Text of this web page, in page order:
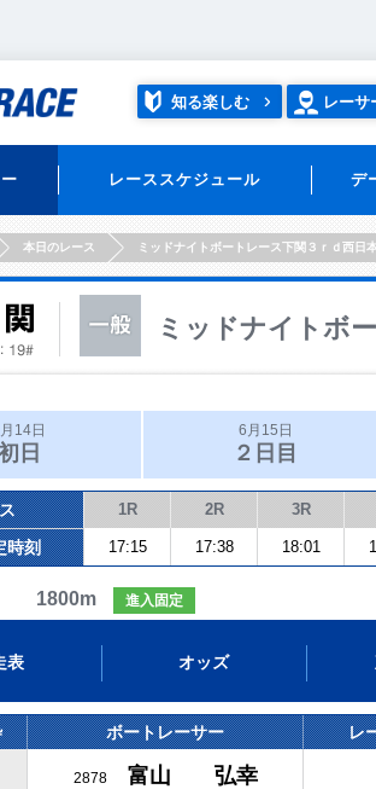
知る楽しむ レーサ
レーススケジュール デ
本日のレース ミッドナイトボートレース下関３ｒｄ西日
ミッドナイトボ
14日
日
6月15日
２日目
1R 2R 3R
時刻 17:15 17:38 18:01
進入固定
表 オッズ
ボートレーサー レ
2878 富山 弘幸